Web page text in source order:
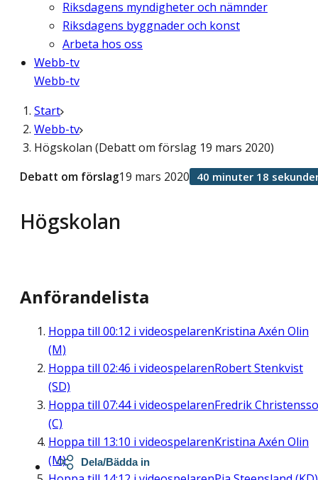
Riksdagens myndigheter och nämnder
Riksdagens byggnader och konst
Arbeta hos oss
Webb-tv
Webb-tv
Start
Webb-tv
Högskolan (Debatt om förslag 19 mars 2020)
Högskolan
Debatt om förslag19 mars 2020 40 minuter 18
Anförandelista
Hoppa till 00:12 i videospelarenKristina Axén Olin
(M)
Hoppa till 02:46 i videospelarenRobert Stenkvist
(SD)
Hoppa till 07:44i videospelarenFredrik
(C)
Hoppa till 13:10 i videospelarenKristina Axén Olin
(M)
Dela/Bädda in